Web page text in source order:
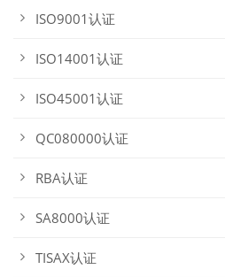
ISO9001认证
ISO14001认证
ISO45001认证
QC080000认证
RBA认证
SA8000认证
TISAX认证